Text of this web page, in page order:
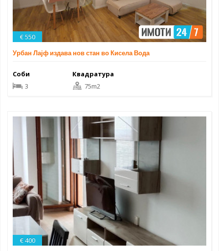
€ 550
Урбан Лајф издава нов стан во Кисела Вода
Соби
3
Квадратура
75m2
€ 400